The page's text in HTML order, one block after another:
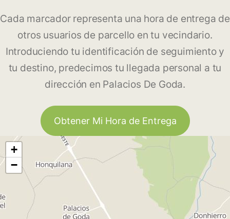
Cada marcador representa una hora de entrega de
otros usuarios de parcello en tu vecindario.
Introduciendo tu identificación de seguimiento y
tu destino, predecimos tu llegada personal a tu
dirección en Palacios De Goda.
Obtener Mi Hora de Entrega
+
−